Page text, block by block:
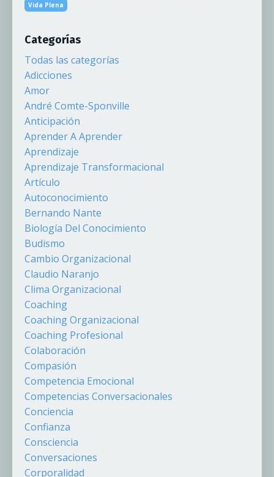
Vida Plena
Categorías
Todas las categorías
Adicciones
Amor
André Comte-Sponville
Anticipación
Aprender A Aprender
Aprendizaje
Aprendizaje Transformacional
Artículo
Autoconocimiento
Bernando Nante
Biología Del Conocimiento
Budismo
Cambio Organizacional
Claudio Naranjo
Clima Organizacional
Coaching
Coaching Organizacional
Coaching Profesional
Colaboración
Compasión
Competencia Emocional
Competencias Conversacionales
Conciencia
Confianza
Consciencia
Conversaciones
Corporalidad